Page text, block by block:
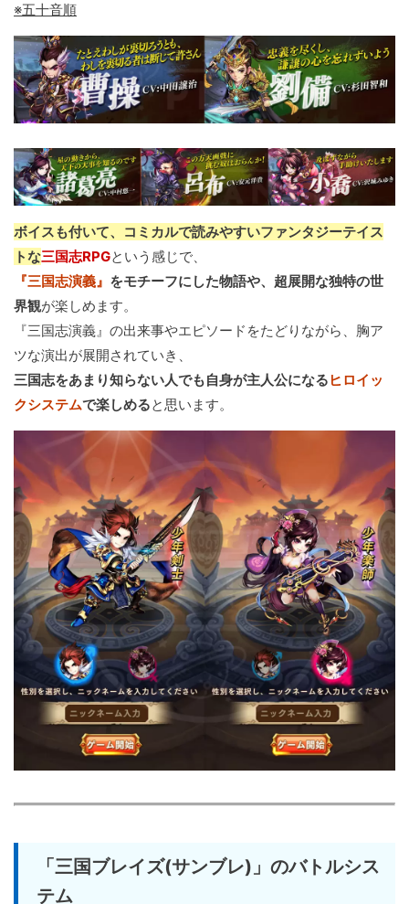
※五十音順
ボイスも付いて、コミカルで読みやすいファンタジーテイス
トな三国志RPGという感じで、
『三国志演義』 をモチーフにした物語や、超展開な独特の世
界観が楽しめます。
『三国志演義』の出来事やエピソードをたどりながら、胸ア
ツな演出が展開されていき、
三国志をあまり知らない人でも自身が主人公になる ヒロイッ
クシステムで楽しめると思います。
「三国ブレイズ(サンブレ)」のバトルシス
テム